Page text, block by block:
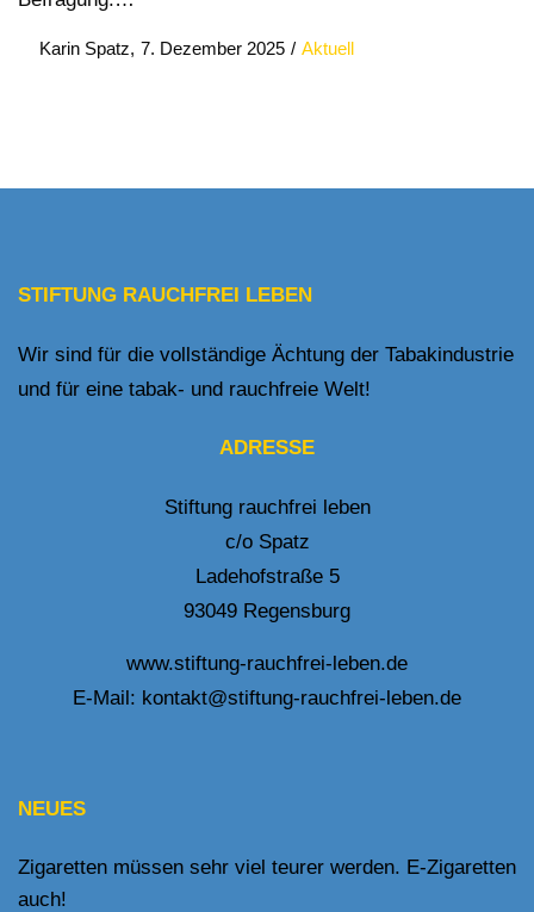
Karin Spatz
Posted
7. Dezember 2025
Posted
Aktuell
STIFTUNG RAUCHFREI LEBEN
Wir sind für die vollständige Ächtung der Tabakindustrie
und für eine tabak- und rauchfreie Welt!
ADRESSE
Stiftung rauchfrei leben
c/o Spatz
Ladehofstraße 5
93049 Regensburg
www.stiftung-rauchfrei-leben.de
E-Mail: kontakt@stiftung-rauchfrei-leben.de
NEUES
Zigaretten müssen sehr viel teurer werden. E-Zigaretten
auch!